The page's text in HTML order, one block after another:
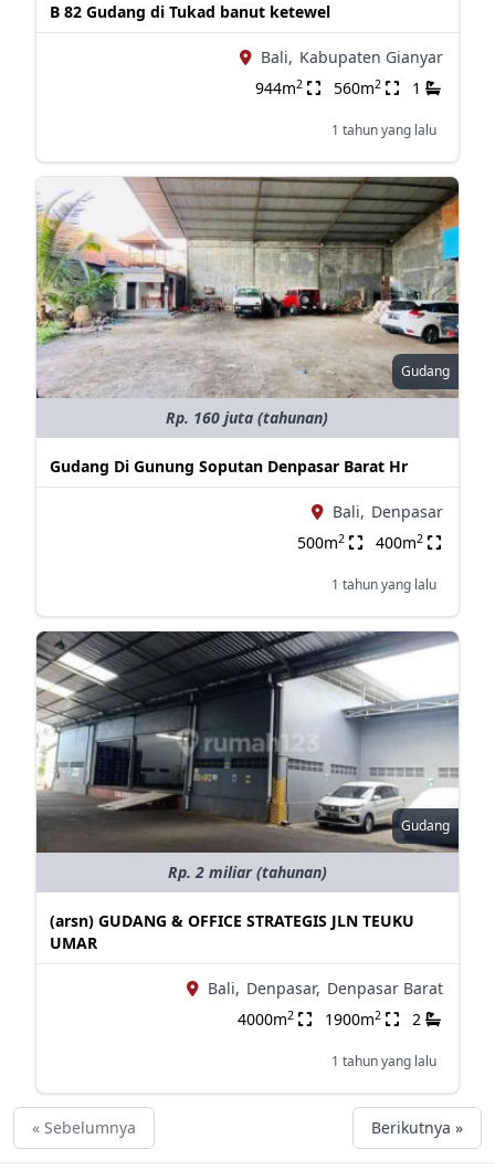
B 82 Gudang di Tukad banut ketewel
Bali, Kabupaten Gianyar
944m2 560m2 1
1 tahun yang lalu
Gudang
Rp. 160 juta (tahunan)
Gudang Di Gunung Soputan Denpasar Barat Hr
Bali, Denpasar
500m2 400m2
1 tahun yang lalu
Gudang
Rp. 2 miliar (tahunan)
(arsn) GUDANG & OFFICE STRATEGIS JLN TEUKU
UMAR
Bali, Denpasar, Denpasar Barat
4000m2 1900m2 2
1 tahun yang lalu
« Sebelumnya Berikutnya »